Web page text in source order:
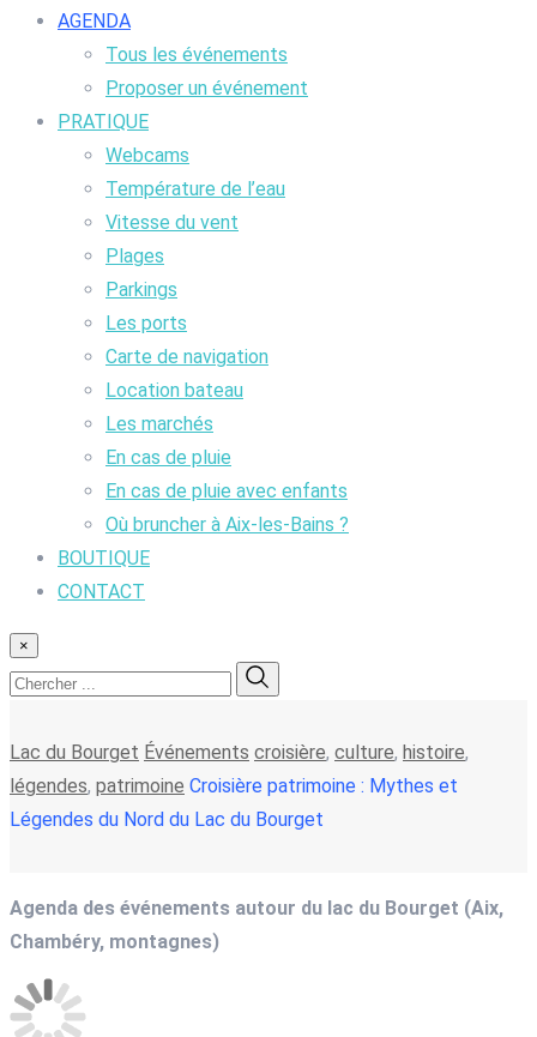
AGENDA
Tous les événements
Proposer un événement
PRATIQUE
Webcams
Température de l’eau
Vitesse du vent
Plages
Parkings
Les ports
Carte de navigation
Location bateau
Les marchés
En cas de pluie
En cas de pluie avec enfants
Où bruncher à Aix-les-Bains ?
BOUTIQUE
CONTACT
×
Lac du Bourget Événements croisière, culture, histoire,
légendes, patrimoine Croisière patrimoine : Mythes et
Légendes du Nord du Lac du Bourget
Agenda des événements autour du lac du Bourget (Aix,
Chambéry, montagnes)